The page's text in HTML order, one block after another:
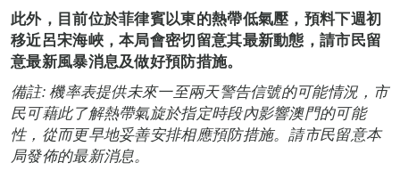
此外，目前位於菲律賓以東的熱帶低氣壓，預料下週初
移近呂宋海峽，本局會密切留意其最新動態，請市民留
意最新風暴消息及做好預防措施。
備註: 機率表提供未來一至兩天警告信號的可能情況，市
民可藉此了解熱帶氣旋於指定時段內影響澳門的可能
性，從而更早地妥善安排相應預防措施。請市民留意本
局發佈的最新消息。